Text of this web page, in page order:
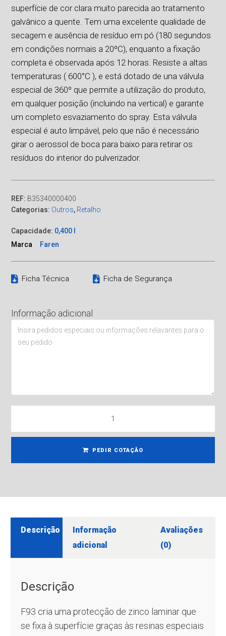
superfície de cor clara muito parecida ao tratamento
galvânico a quente. Tem uma excelente qualidade de
secagem e ausência de resíduo em pó (180 segundos
em condições normais a 20ºC), enquanto a fixação
completa é observada após 12 horas. Resiste a altas
temperaturas ( 600°C ), e está dotado de una válvula
especial de 360º que permite a utilização do produto,
em qualquer posição (incluindo na vertical) e garante
um completo esvaziamento do spray. Esta válvula
especial é auto limpável, pelo que não é necessário
girar o aerossol de boca para baixo para retirar os
resíduos do interior do pulverizador.
REF: B35340000400
Categorias: Outros, Retalho
Capacidade: 0,400 l
Marca
Faren
Ficha Técnica Ficha de Segurança
Informação adicional
PEDIR COTAÇÃO
Descrição
Informação
adicional
Avaliações
(0)
Descrição
F93 cria uma protecção de zinco laminar que
se fixa à superfície graças às resinas especiais